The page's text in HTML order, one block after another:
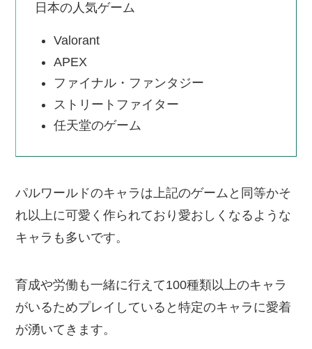
日本の人気ゲーム
Valorant
APEX
ファイナル・ファンタジー
ストリートファイター
任天堂のゲーム
パルワールドのキャラは上記のゲームと同等かそ
れ以上に可愛く作られており愛おしくなるような
キャラも多いです。
育成や労働も一緒に行えて100種類以上のキャラ
がいるためプレイしていると特定のキャラに愛着
が湧いてきます。